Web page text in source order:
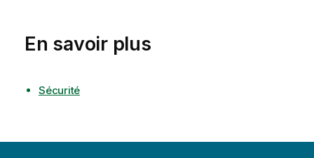
En savoir plus
Sécurité